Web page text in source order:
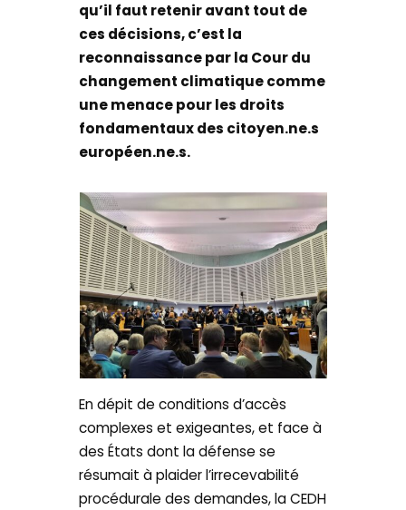
qu’il faut retenir avant tout de
ces décisions, c’est la
reconnaissance par la Cour du
changement climatique comme
une menace pour les droits
fondamentaux des citoyen.ne.s
européen.ne.s.
En dépit de conditions d’accès
complexes et exigeantes, et face à
des États dont la défense se
résumait à plaider l’irrecevabilité
procédurale des demandes, la CEDH